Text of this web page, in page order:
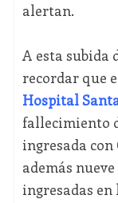
alertan.
A esta subida
recordar que
Hospital
fallecimiento
ingresada con
además
ingresadas